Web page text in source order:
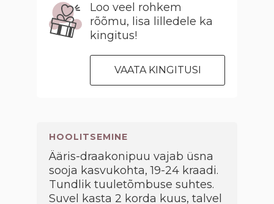
Loo veel rohkem
rõõmu, lisa lilledele ka
kingitus!
VAATA KINGITUSI
HOOLITSEMINE
Ääris-draakonipuu vajab üsna
sooja kasvukohta, 19-24 kraadi.
Tundlik tuuletõmbuse suhtes.
Suvel kasta 2 korda kuus, talvel